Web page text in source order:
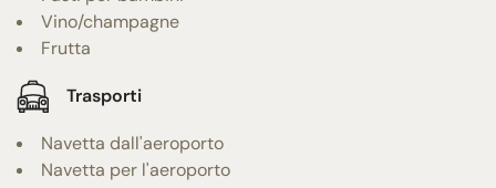
Vino/champagne
Frutta
Trasporti
Navetta dall'aeroporto
Navetta per l'aeroporto